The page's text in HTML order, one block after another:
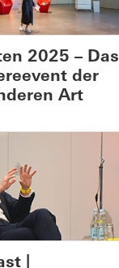
2025 – Das
der
Art
|